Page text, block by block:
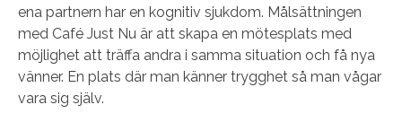
ena partnern har en kognitiv sjukdom. Målsättningen
med Café Just Nu är att skapa en mötesplats med
möjlighet att träffa andra i samma situation och få nya
vänner. En plats där man känner trygghet så man vågar
vara sig själv.